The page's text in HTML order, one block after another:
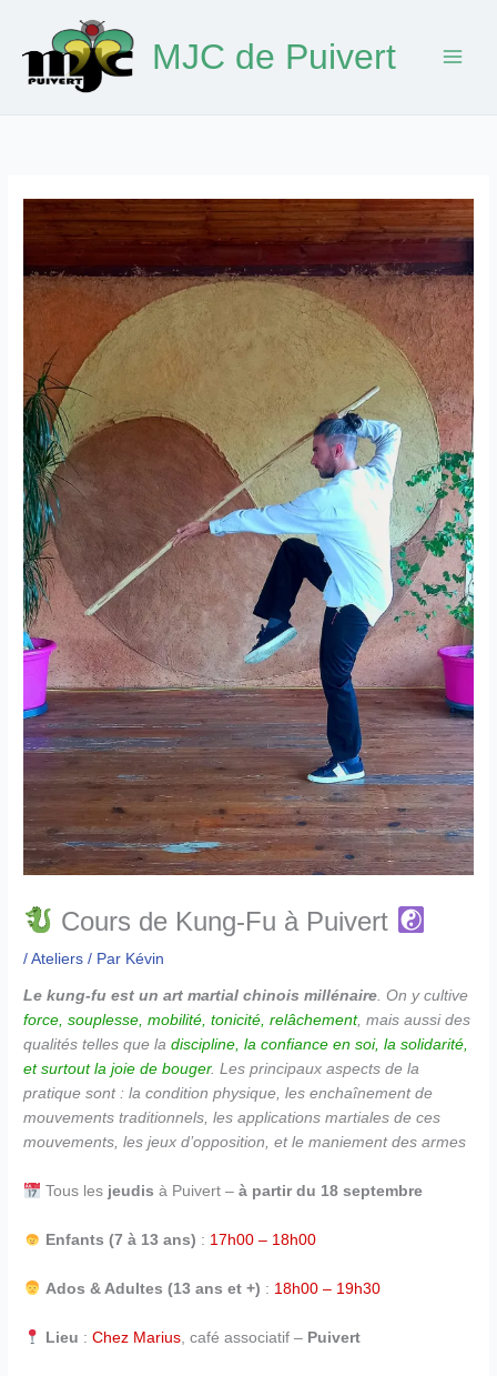
contenu
MJC de Puivert
Cours de Kung-Fu à Puivert
/Ateliers / Par Kévin
Le kung-fu est un art martial chinois millénaire. On y cultive
force, souplesse, mobilité, tonicité, relâchement, mais aussi des
qualités telles que ladiscipline, la confiance en soi, la solidarité,
et surtout la joie de bouger. Les principaux aspects de la
pratique sont : la condition physique, les enchaînement de
mouvements traditionnels, les applications martiales de ces
mouvements, les jeux d’opposition, et le maniement des armes
Tous les jeudis à Puivert – à partir du 18 septembre
Enfants (7 à 13 ans) : 17h00 – 18h00
Ados & Adultes (13 ans et +) : 18h00 – 19h30
Lieu : Chez Marius, café associatif – Puivert